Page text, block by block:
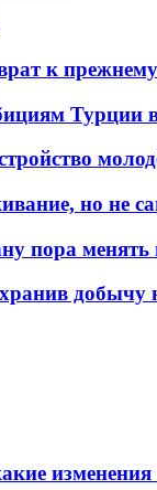
к
Турции
но не
пора менять
добычу
изменения